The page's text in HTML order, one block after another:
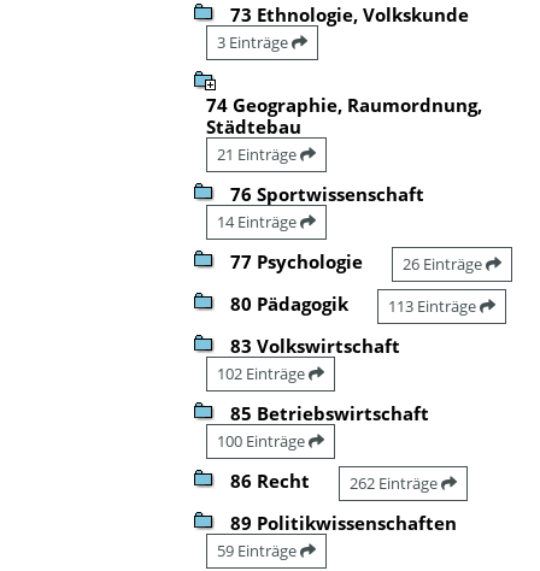
73 Ethnologie, Volkskunde
3 Einträge
74 Geographie, Raumordnung,
Städtebau
21 Einträge
76 Sportwissenschaft
14 Einträge
77 Psychologie 26 Einträge
80 Pädagogik 113 Einträge
83 Volkswirtschaft
102 Einträge
85 Betriebswirtschaft
100 Einträge
86 Recht 262 Einträge
89 Politikwissenschaften
59 Einträge